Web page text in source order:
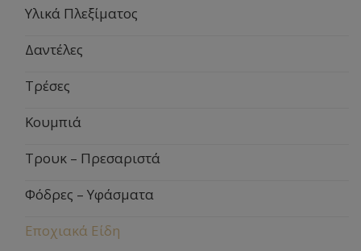
Υλικά Πλεξίματος
Δαντέλες
Τρέσες
Κουμπιά
Τρουκ – Πρεσαριστά
Φόδρες – Υφάσματα
Εποχιακά Είδη